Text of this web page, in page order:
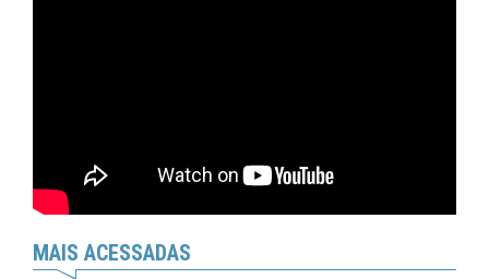
MAIS ACESSADAS